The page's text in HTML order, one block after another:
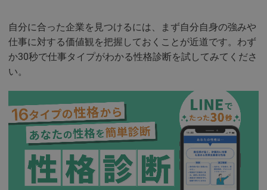
自分に合った企業を見つけるには、まず自分自身の強みや
仕事に対する価値観を把握しておくことが近道です。わず
か30秒で仕事タイプがわかる性格診断を試してみてくださ
い。